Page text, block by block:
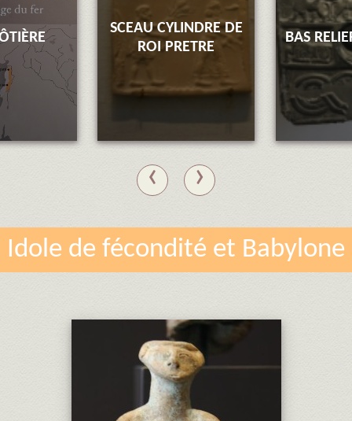
SCEAU CYLINDRE DE
ROI PRETRE
BAS
‹ ›
Idole de fécondité et Babylone